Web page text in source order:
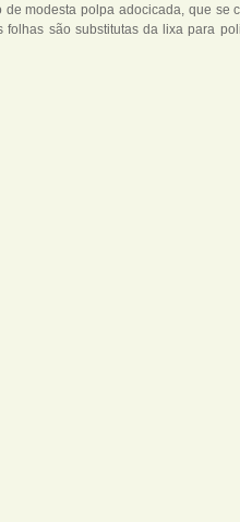
modesta polpa adocicada, que se
folhas são substitutas da lixa para